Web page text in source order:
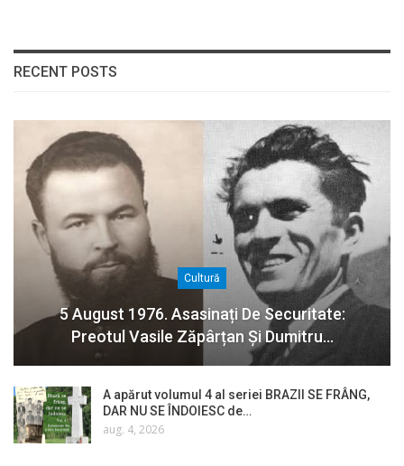
RECENT POSTS
Cultură
5 August 1976. Asasinați De Securitate:
Preotul Vasile Zăpârțan Și Dumitru…
A apărut volumul 4 al seriei BRAZII SE FRÂNG,
DAR NU SE ÎNDOIESC de…
aug. 4, 2026